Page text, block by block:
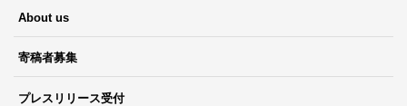
About us
寄稿者募集
プレスリリース受付